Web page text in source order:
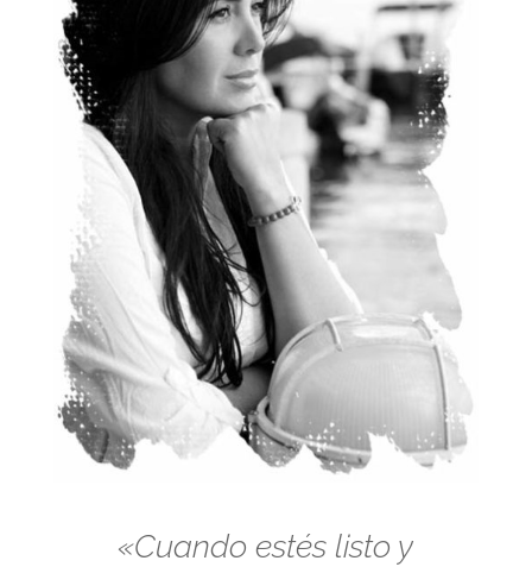
«Cuando estés listo y